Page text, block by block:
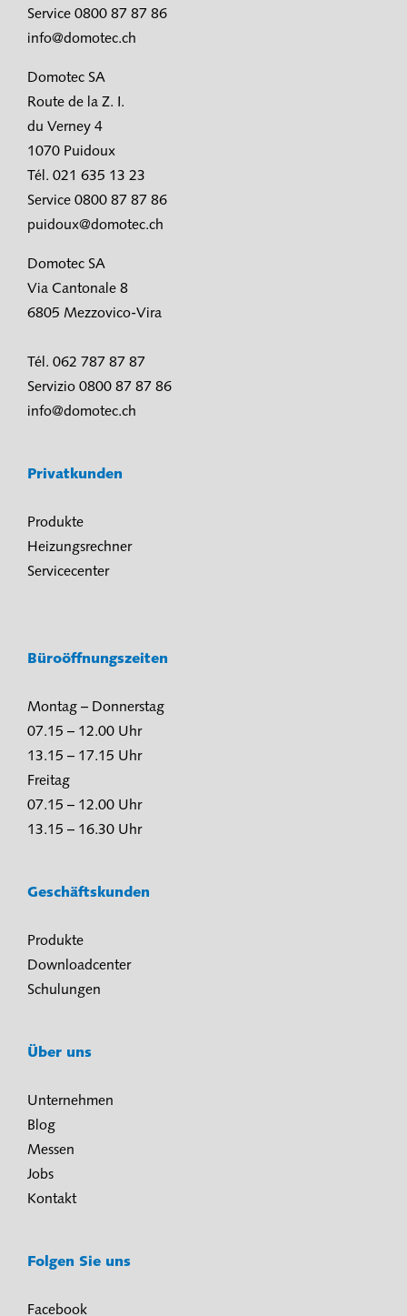
Service 0800 87 87 86
info@domotec.ch
Domotec SA
Route de la Z. I.
du Verney 4
1070 Puidoux
Tél. 021 635 13 23
Service 0800 87 87 86
puidoux@domotec.ch
Domotec SA
Via Cantonale 8
6805 Mezzovico-Vira
Tél. 062 787 87 87
Servizio 0800 87 87 86
info@domotec.ch
Privatkunden
Produkte
Heizungsrechner
Servicecenter
Büroöffnungszeiten
Montag – Donnerstag
07.15 – 12.00 Uhr
13.15 – 17.15 Uhr
Freitag
07.15 – 12.00 Uhr
13.15 – 16.30 Uhr
Geschäftskunden
Produkte
Downloadcenter
Schulungen
Über uns
Unternehmen
Blog
Messen
Jobs
Kontakt
Folgen Sie uns
Facebook